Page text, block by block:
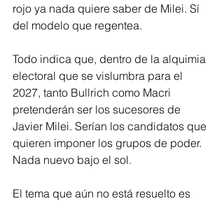
rojo ya nada quiere saber de Milei. Sí
del modelo que regentea.
Todo indica que, dentro de la alquimia
electoral que se vislumbra para el
2027, tanto Bullrich como Macri
pretenderán ser los sucesores de
Javier Milei. Serían los candidatos que
quieren imponer los grupos de poder.
Nada nuevo bajo el sol.
El tema que aún no está resuelto es